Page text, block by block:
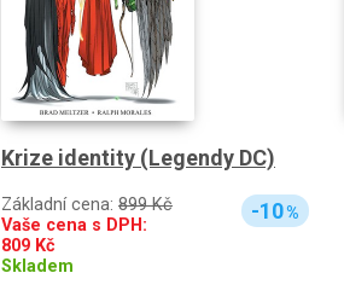
Krize identity (Legendy DC)
Základní cena: 899 Kč
Vaše cena s DPH:
809 Kč
Skladem
-10%